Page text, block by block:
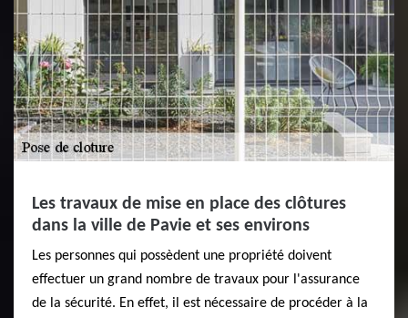
Les travaux de mise en place des clôtures
dans la ville de Pavie et ses environs
Les personnes qui possèdent une propriété doivent
effectuer un grand nombre de travaux pour l'assurance
de la sécurité. En effet, il est nécessaire de procéder à la